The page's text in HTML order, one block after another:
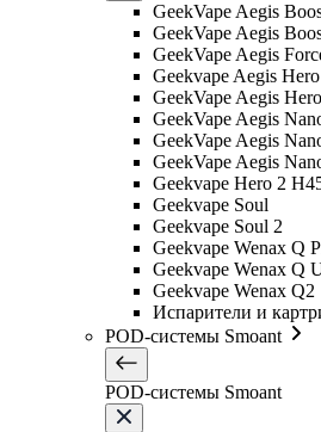
GeekVape Aegis
GeekVape Aegis
GeekVape Aegis
Geekvape Aegis
GeekVape Aegis
GeekVape Aegis
GeekVape Aegis
GeekVape Aegis
Geekvape Hero 2
Geekvape Soul
Geekvape Soul 2
Geekvape Wenax Q
Geekvape Wenax Q
Geekvape Wenax Q2
Испарители и
POD-системы Smoant
POD-системы Smoant